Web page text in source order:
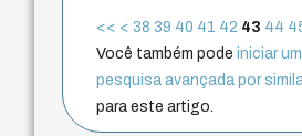
<< < 38 39 40 41 42 43 44
Você também podeiniciar
pesquisa avançada por
para este artigo.